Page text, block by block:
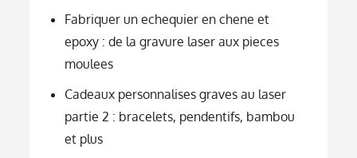
Fabriquer un echequier en chene et
epoxy : de la gravure laser aux pieces
moulees
Cadeaux personnalises graves au laser
partie 2 : bracelets, pendentifs, bambou
et plus